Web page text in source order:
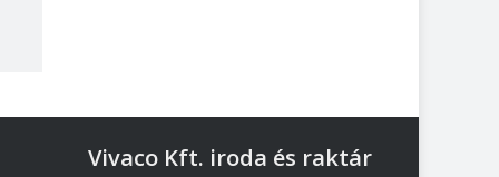
Vivaco Kft. iroda és raktár